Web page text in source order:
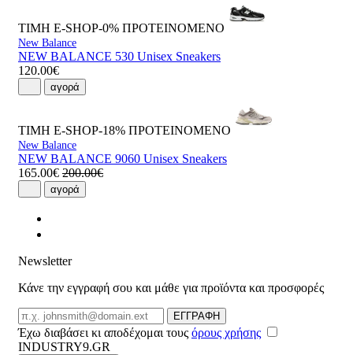
ΤΙΜΗ E-SHOP-0% ΠΡΟΤΕΙΝΟΜΕΝΟ
New Balance
NEW BALANCE 530 Unisex Sneakers
120.00€
αγορά
ΤΙΜΗ E-SHOP-18% ΠΡΟΤΕΙΝΟΜΕΝΟ
New Balance
NEW BALANCE 9060 Unisex Sneakers
165.00€ 200.00€
αγορά
Newsletter
Κάνε την εγγραφή σου και μάθε για προϊόντα και προσφορές
Email
ΕΓΓΡΑΦΗ
Έχω διαβάσει κι αποδέχομαι τους όρους χρήσης
INDUSTRY9.GR